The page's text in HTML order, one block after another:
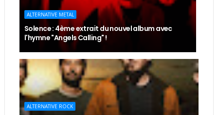
ALTERNATIVE METAL
Solence : 4ème extrait du nouvel album avec
l'hymne "Angels Calling" !
ALTERNATIVE ROCK